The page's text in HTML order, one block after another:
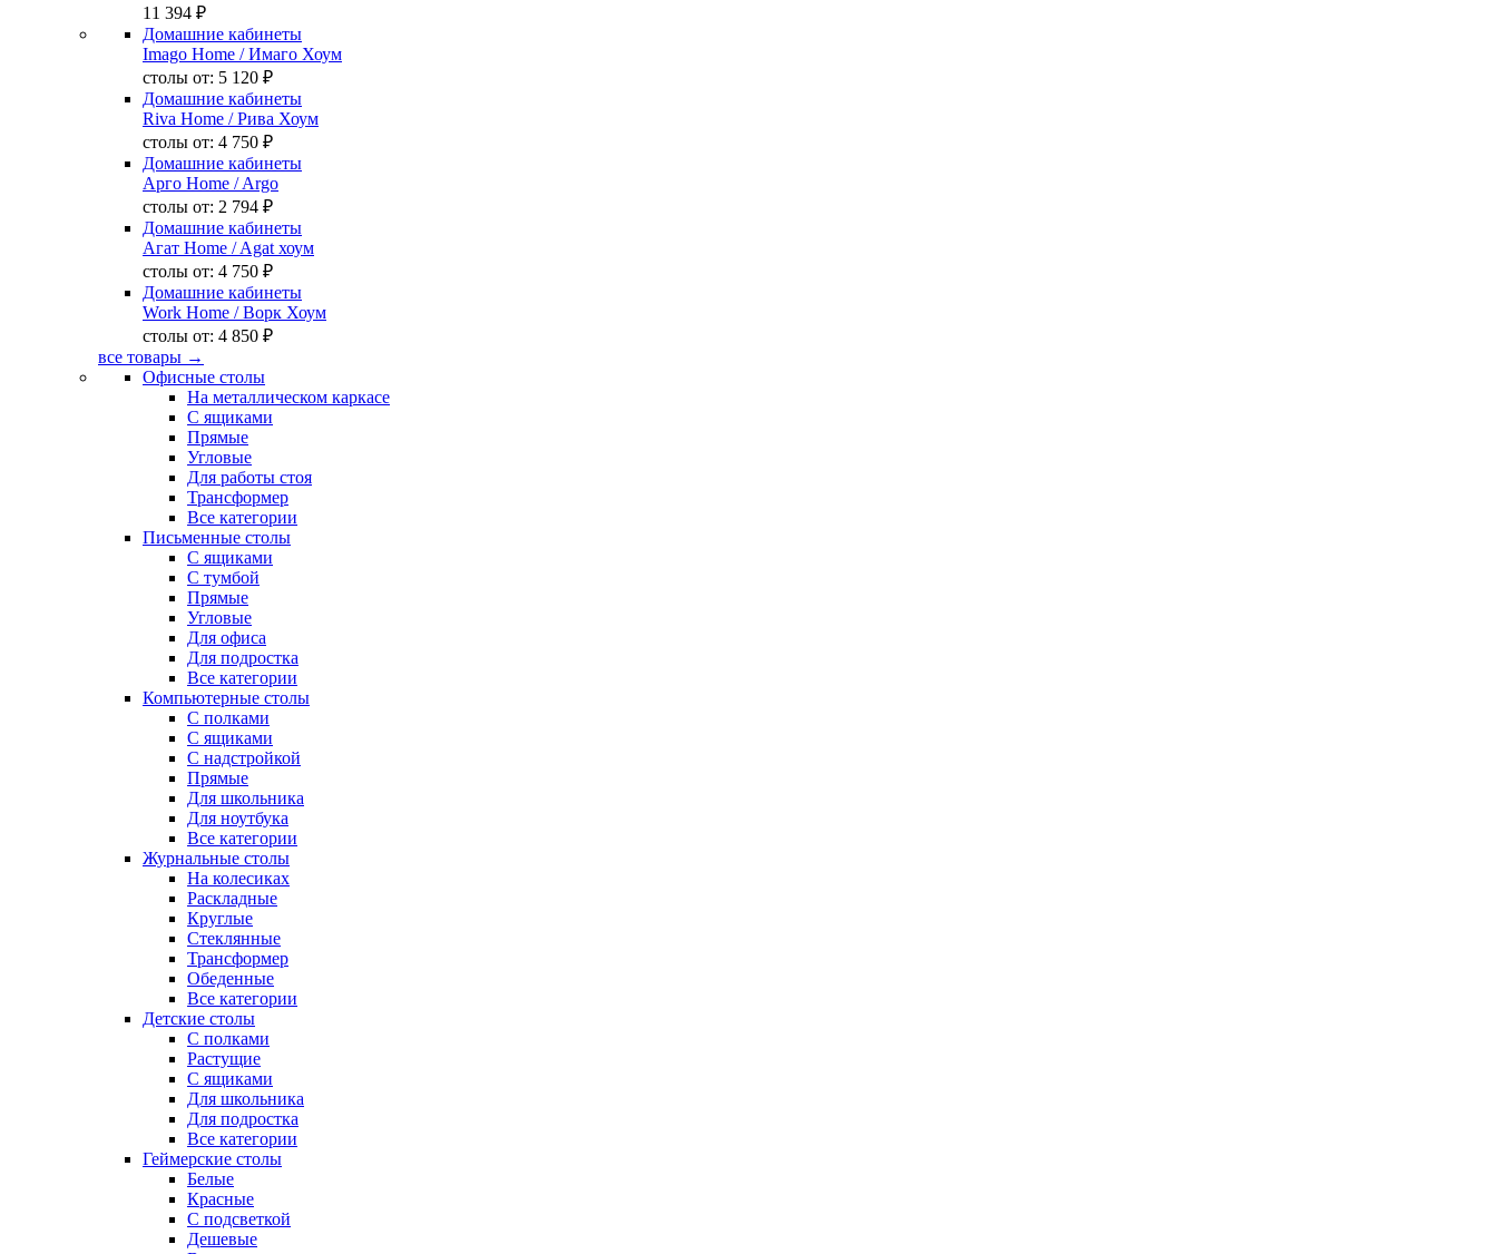
11 394 ₽
Домашние кабинеты
Imago Home / Имаго Хоум
столы от: 5 120 ₽
Домашние кабинеты
Riva Home / Рива Хоум
столы от: 4 750 ₽
Домашние кабинеты
Арго Home / Argo
столы от: 2 794 ₽
Домашние кабинеты
Агат Home / Agat хоум
столы от: 4 750 ₽
Домашние кабинеты
Work Home / Ворк Хоум
столы от: 4 850 ₽
все товары →
Офисные столы
На металлическом каркасе
С ящиками
Прямые
Угловые
Для работы стоя
Трансформер
Все категории
Письменные столы
С ящиками
С тумбой
Прямые
Угловые
Для офиса
Для подростка
Все категории
Компьютерные столы
С полками
С ящиками
С надстройкой
Прямые
Для школьника
Для ноутбука
Все категории
Журнальные столы
На колесиках
Раскладные
Круглые
Стеклянные
Трансформер
Обеденные
Все категории
Детские столы
С полками
Растущие
С ящиками
Для школьника
Для подростка
Все категории
Геймерские столы
Белые
Красные
С подсветкой
Дешевые